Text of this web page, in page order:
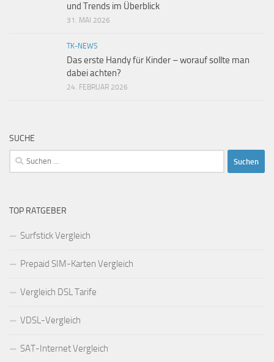
und Trends im Überblick
31. MAI 2026
TK-NEWS
Das erste Handy für Kinder – worauf sollte man
dabei achten?
24. FEBRUAR 2026
SUCHE
Suchen
nach:
TOP RATGEBER
Surfstick Vergleich
Prepaid SIM-Karten Vergleich
Vergleich DSL Tarife
VDSL-Vergleich
SAT-Internet Vergleich